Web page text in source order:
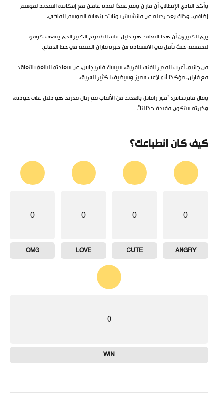
وأكد النادي الإيطالي أن فاران وقع عقدًا لمدة عامين مع إمكانية التمديد لموسم
إضافي، وذلك بعد رحيله عن مانشستر يونايتد بنهاية الموسم الماضي.
يرى الكثيرون أن هذا التعاقد هو دليل على الطموح الكبير الذي يسعى كومو
لتحقيقه، حيث يأمل في الاستفادة من خبرة فاران القيمة في خط الدفاع.
من جانبه، أعرب المدير الفني للفريق، سيسك فابريجاس، عن سعادته البالغة بالتعاقد
مع فاران، مؤكدًا أنه لاعب مميز وسيضيف الكثير للفريق.
وقال فابريجاس: “فوز رافايل بالعديد من الألقاب مع ريال مدريد هو دليل على جودته،
وخبرته ستكون مفيدة جدًا لنا”.
كيف كان انطباعك؟
0
ANGRY
0
CUTE
0
LOVE
0
OMG
0
WIN